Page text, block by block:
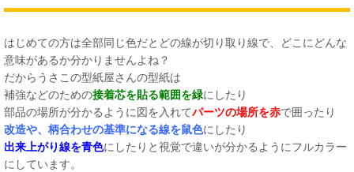
はじめての方は全部同じ色だとどの線が切り取り線で、どこにどんな
意味があるか分かりませんよね？
だからうさこの型紙屋さんの型紙は
補強などのための接着芯を貼る範囲を緑にしたり
部品の場所が分かるように図を入れてパーツの場所を赤で囲ったり
改造や、柄合わせの基準になる線を鼠色にしたり
出来上がり線を青色にしたりと視覚で違いが分かるようにフルカラー
にしています。